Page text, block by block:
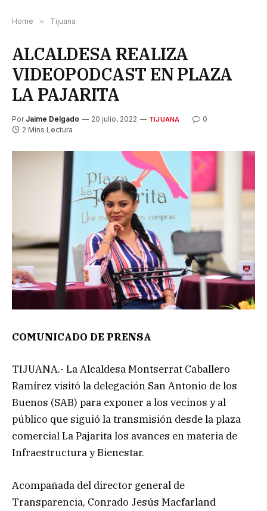
Home » Tijuana
ALCALDESA REALIZA
VIDEOPODCAST EN PLAZA
LA PAJARITA
Por Jaime Delgado 20 julio, 2022 TIJUANA
0
2 Mins Lectura
COMUNICADO DE PRENSA
TIJUANA.- La Alcaldesa Montserrat Caballero
Ramírez visitó la delegación San Antonio de los
Buenos (SAB) para exponer a los vecinos y al
público que siguió la transmisión desde la plaza
comercial La Pajarita los avances en materia de
Infraestructura y Bienestar.
Acompañada del director general de
Transparencia, Conrado Jesús Macfarland